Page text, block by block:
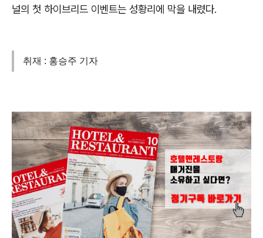
널의 첫 하이브리드 이벤트는 성황리에 막을 내렸다.
취재 : 홍승주 기자